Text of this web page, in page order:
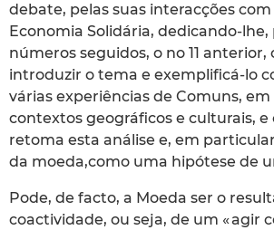
debate, pelas suas interacções
Economia Solidária, dedicando-lhe,
números seguidos, o no 11
introduzir o tema e exemplificá-lo
várias experiências de Comuns, em
contextos geográficos e culturais, e
retoma esta análise e, em
da moeda,como uma hipótese de
Pode, de facto, a Moeda ser o
coactividade, ou seja, de um « agir